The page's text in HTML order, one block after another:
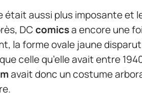
était aussi plus imposante et
DCcomicsa encore une
la forme ovale jaune
celle qu’elle avait entre
avait donc un costume